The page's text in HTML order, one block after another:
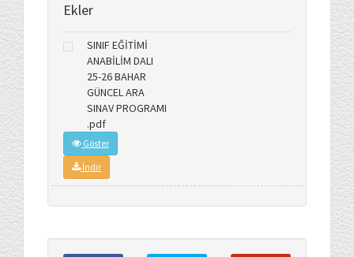
Ekler
SINIF EĞİTİMİ
ANABİLİM DALI
25-26 BAHAR
GÜNCEL ARA
SINAV PROGRAMI
.pdf
Göster
İndir